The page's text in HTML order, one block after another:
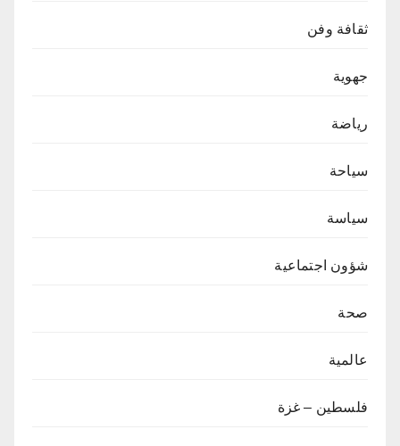
ثقافة وفن
جهوية
رياضة
سياحة
سياسة
شؤون اجتماعية
صحة
عالمية
فلسطين – غزة